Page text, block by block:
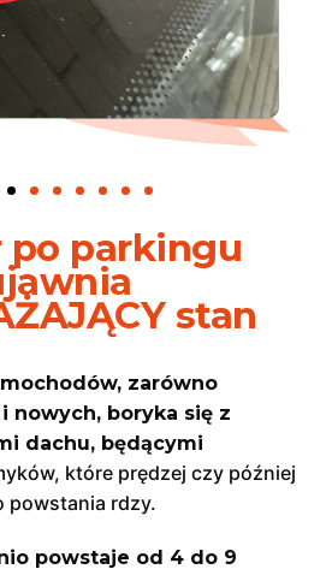
po parkingu
stan
zarówno
nowych, boryka się z
dachu, będącymi
które prędzej czy później
powstania rdzy.
powstaje od 4 do 9